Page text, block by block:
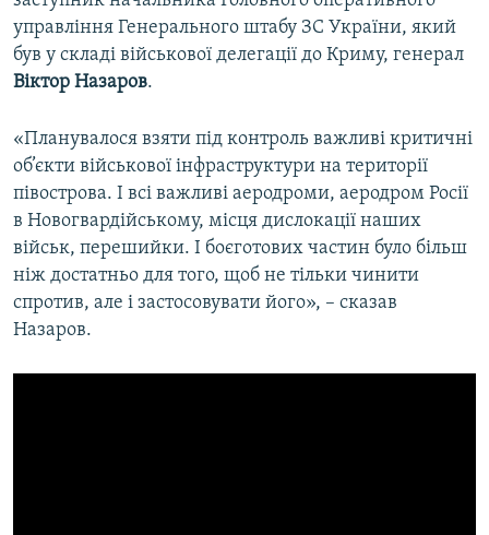
управління Генерального штабу ЗС України, який
був у складі військової делегації до Криму, генерал
Віктор Назаров.
«Планувалося взяти під контроль важливі критичні
об’єкти військової інфраструктури на території
півострова. І всі важливі аеродроми, аеродром Росії
в Новогвардійському, місця дислокації наших
військ, перешийки. І боєготових частин було більш
ніж достатньо для того, щоб не тільки чинити
спротив, але і застосовувати його», – сказав
Назаров.